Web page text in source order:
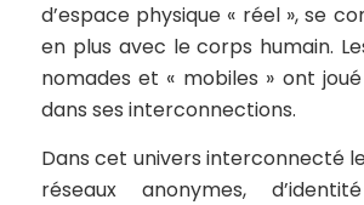
d’espace physique « réel », se
en plus avec le corps humain.
nomades et « mobiles » ont
dans ses interconnections.
Dans cet univers interconnecté
réseaux anonymes,